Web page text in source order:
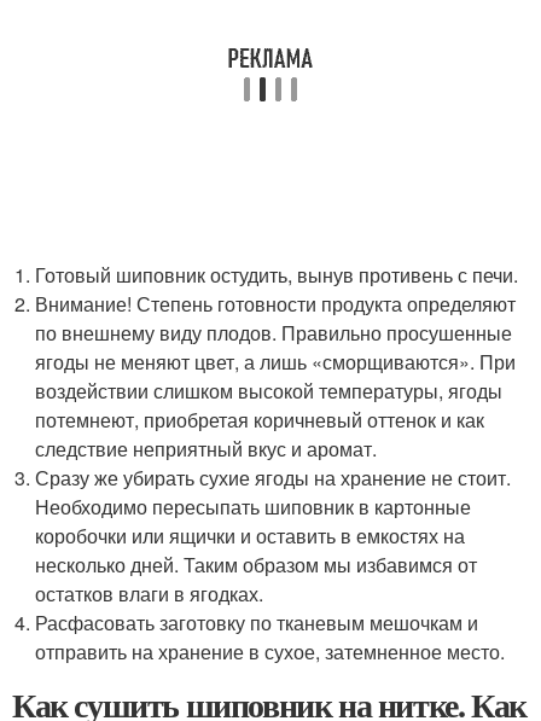
Готовый шиповник остудить, вынув противень с печи.
Внимание! Степень готовности продукта определяют
по внешнему виду плодов. Правильно просушенные
ягоды не меняют цвет, а лишь «сморщиваются». При
воздействии слишком высокой температуры, ягоды
потемнеют, приобретая коричневый оттенок и как
следствие неприятный вкус и аромат.
Сразу же убирать сухие ягоды на хранение не стоит.
Необходимо пересыпать шиповник в картонные
коробочки или ящички и оставить в емкостях на
несколько дней. Таким образом мы избавимся от
остатков влаги в ягодках.
Расфасовать заготовку по тканевым мешочкам и
отправить на хранение в сухое, затемненное место.
Как сушить шиповник на нитке. Как